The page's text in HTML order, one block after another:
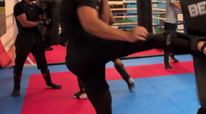
Bart Hanssens
insectes de plus en